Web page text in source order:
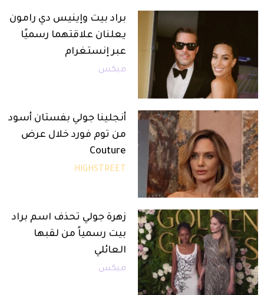
براد بيت وإينيس دي رامون
يعلنان علاقتهما رسميًا
عبر إنستغرام
ميكس
أنجلينا جولي بفستان أسود
من توم فورد خلال عرض
Couture
HIGHSTREET
زهرة جولي تحذف اسم براد
بيت رسمياً من لقبها
العائلي
ميكس